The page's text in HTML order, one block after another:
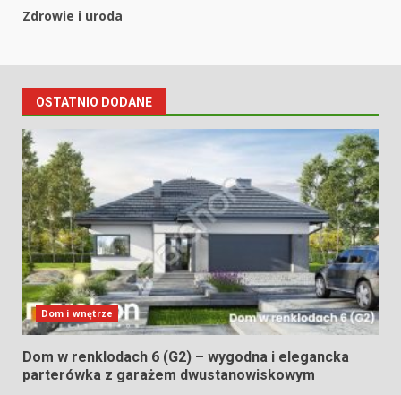
Zdrowie i uroda
OSTATNIO DODANE
Dom i wnętrze
Dom w renklodach 6 (G2) – wygodna i elegancka
parterówka z garażem dwustanowiskowym